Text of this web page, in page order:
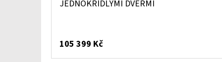
JEDNOKŘÍDLÝMI DVEŘMI
105 399 Kč